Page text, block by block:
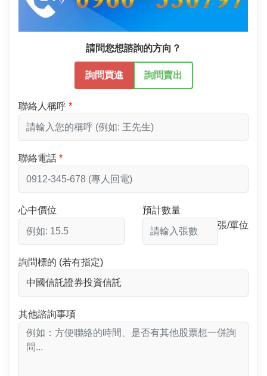
請問您想諮詢的方向？
詢問買進 詢問賣出
聯絡人稱呼
聯絡電話
心中價位
預計數量
張/單位
詢問標的 (若有指定)
其他諮詢事項